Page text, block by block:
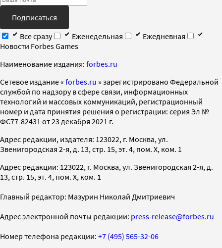
Подписаться
Все сразу
Еженедельная
Ежедневная
Новости Forbes Games
Наименование издания: forbes.ru
Cетевое издание « forbes.ru » зарегистрировано Федеральной
службой по надзору в сфере связи, информационных
технологий и массовых коммуникаций, регистрационный
номер и дата принятия решения о регистрации: серия Эл №
ФС77-82431 от 23 декабря 2021 г.
Адрес редакции, издателя: 123022, г. Москва, ул.
Звенигородская 2-я, д. 13, стр. 15, эт. 4, пом. X, ком. 1
Адрес редакции: 123022, г. Москва, ул. Звенигородская 2-я, д.
13, стр. 15, эт. 4, пом. X, ком. 1
Главный редактор: Мазурин Николай Дмитриевич
Адрес электронной почты редакции: press-release@forbes.ru
Номер телефона редакции: +7 (495) 565-32-06